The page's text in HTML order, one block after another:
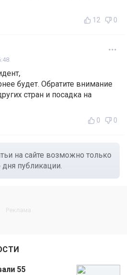
12 0
будет. Обратите внимание
стран и посадка на
0 0
на сайте возможно только
дня публикации.
55